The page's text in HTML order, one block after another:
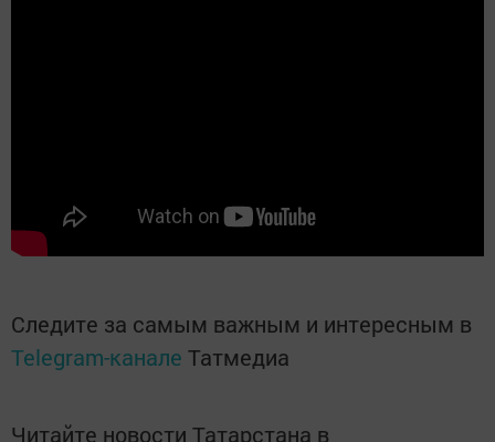
Следите за самым важным и интересным в
Telegram-канале Татмедиа
Читайте новости Татарстана в